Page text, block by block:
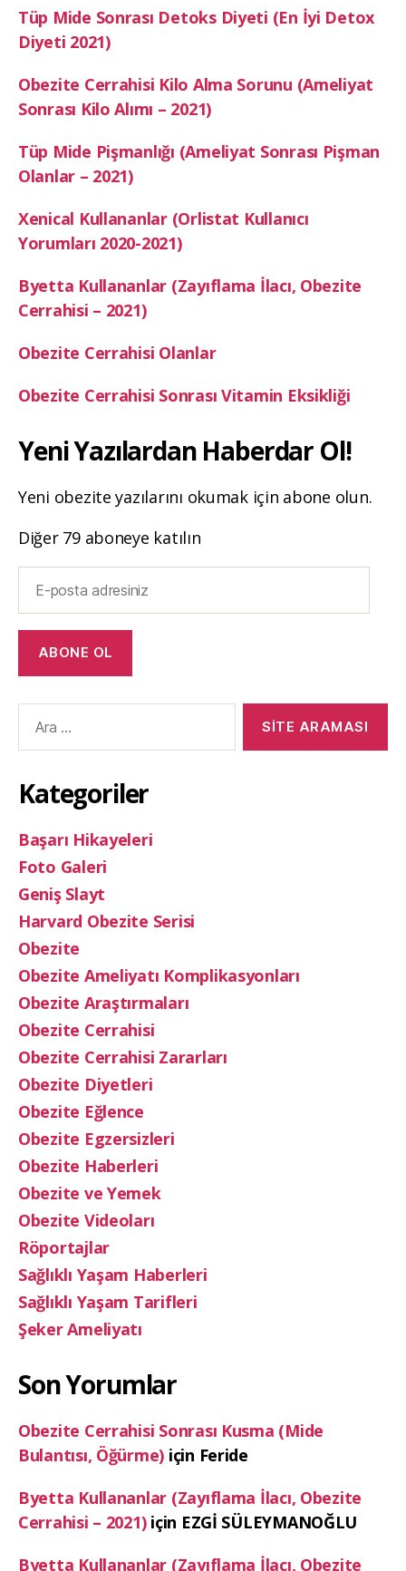
Tüp Mide Sonrası Detoks Diyeti (En İyi Detox
Diyeti 2021)
Obezite Cerrahisi Kilo Alma Sorunu (Ameliyat
Sonrası Kilo Alımı – 2021)
Tüp Mide Pişmanlığı (Ameliyat Sonrası Pişman
Olanlar – 2021)
Xenical Kullananlar (Orlistat Kullanıcı
Yorumları 2020-2021)
Byetta Kullananlar (Zayıflama İlacı, Obezite
Cerrahisi – 2021)
Obezite Cerrahisi Olanlar
Obezite Cerrahisi Sonrası Vitamin Eksikliği
Yeni Yazılardan Haberdar Ol!
Yeni obezite yazılarını okumak için abone olun.
Diğer 79 aboneye katılın
posta
adresiniz
ABONE OL
yap:
Kategoriler
Başarı Hikayeleri
Foto Galeri
Geniş Slayt
Harvard Obezite Serisi
Obezite
Obezite Ameliyatı Komplikasyonları
Obezite Araştırmaları
Obezite Cerrahisi
Obezite Cerrahisi Zararları
Obezite Diyetleri
Obezite Eğlence
Obezite Egzersizleri
Obezite Haberleri
Obezite ve Yemek
Obezite Videoları
Röportajlar
Sağlıklı Yaşam Haberleri
Sağlıklı Yaşam Tarifleri
Şeker Ameliyatı
Son Yorumlar
Obezite Cerrahisi Sonrası Kusma (Mide
Bulantısı, Öğürme) için Feride
Byetta Kullananlar (Zayıflama İlacı, Obezite
Cerrahisi – 2021)için EZGİ SÜLEYMANOĞLU
Byetta Kullananlar (Zayıflama İlacı, Obezite